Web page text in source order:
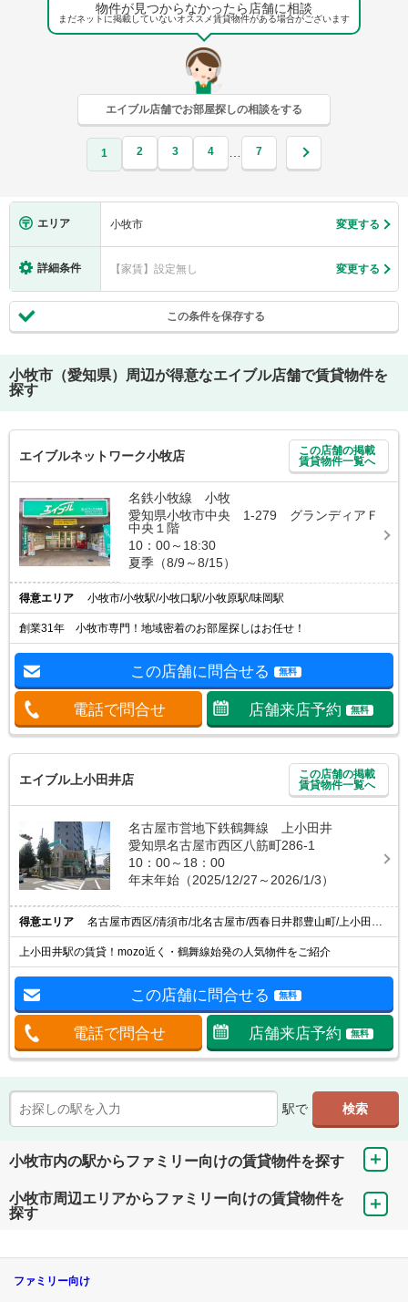
物件が見つからなかったら店舗に相談
まだネットに掲載していないオススメ賃貸物件がある場合がございます
エイブル店舗でお部屋探しの相談をする
1 2 3 4 … 7
エリア 小牧市 変更する
詳細条件 【家賃】設定無し 変更する
この条件を保存する
小牧市（愛知県）
周辺が得意なエイブル店舗で賃貸物件を
探す
エイブルネットワーク小牧店
この店舗の掲載
賃貸物件一覧へ
名鉄小牧線 小牧
愛知県小牧市中央 1-279 グランディアＦ
中央１階
10：00～18:30
夏季（8/9～8/15）
得意エリア 小牧市/小牧駅/小牧口駅/小牧原駅/味岡駅
創業31年 小牧市専門！地域密着のお部屋探しはお任せ！
この店舗に問合せる 無料
電話で問合せ 店舗来店予約 無料
エイブル上小田井店
この店舗の掲載
賃貸物件一覧へ
名古屋市営地下鉄鶴舞線 上小田井
愛知県名古屋市西区八筋町286-1
10：00～18：00
年末年始（2025/12/27～2026/1/3）
得意エリア 名古屋市西区/清須市/北名古屋市/西春日井郡豊山町/上小田井駅
上小田井駅の賃貸！mozo近く・鶴舞線始発の人気物件をご紹介
この店舗に問合せる 無料
電話で問合せ 店舗来店予約 無料
駅で
小牧市内の駅からファミリー向けの賃貸物件を探す
小牧市周辺エリアからファミリー向けの賃貸物件を
探す
ファミリー向け